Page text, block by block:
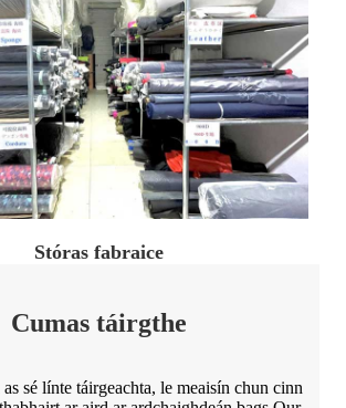
Stóras fabraice
Cumas táirgthe
sé línte táirgeachta, le meaisín chun cinn